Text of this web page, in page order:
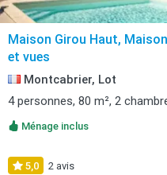
Maison Girou Haut,
et vues
Montcabrier, Lot
4 personnes, 80 m², 2
Ménage inclus
5,0 2 avis